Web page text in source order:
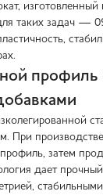
изготовленный
таких задач —
профиль
При производстве
затем
дает